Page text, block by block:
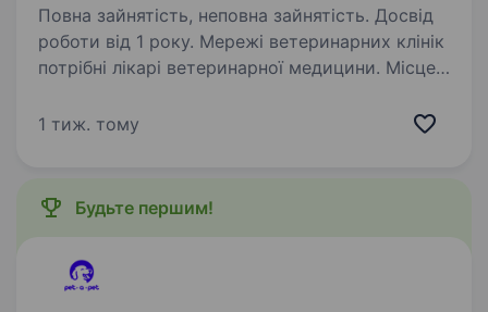
Повна зайнятість, неповна зайнятість. Досвід
роботи від 1 року. Мережі ветеринарних клінік
потрібні лікарі ветеринарної медицини. Місце
пр-кт Богдана Хмельницкого, 12 Наші
1 тиж. тому
Будьте першим!